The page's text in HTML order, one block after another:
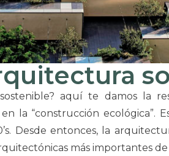
aquí te damos la
la “construcción ecológica”.
Desde entonces, la
más importantes